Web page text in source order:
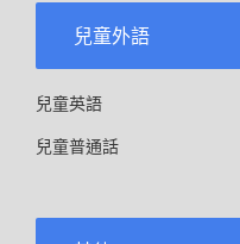
兒童外語
兒童英語
兒童普通話